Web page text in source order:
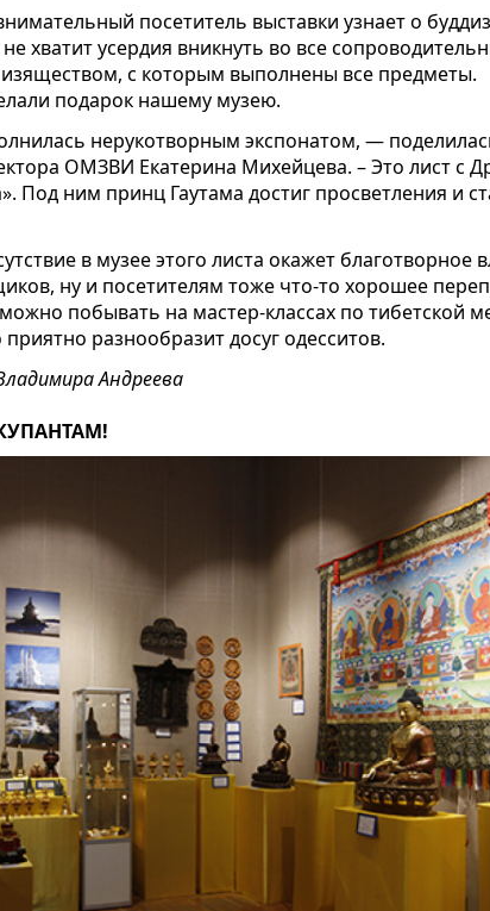
посетитель выставки узнает о
хватит усердия вникнуть во все
с которым выполнены все предметы.
подарок нашему музею.
нерукотворным экспонатом, —
ОМЗВИ Екатерина Михейцева. – Это лист с
Под ним принц Гаутама достиг просветления и
в музее этого листа окажет благотворное
ну и посетителям тоже что-то хорошее
побывать на мастер-классах по тибетской
разнообразит досуг одесситов.
Андреева